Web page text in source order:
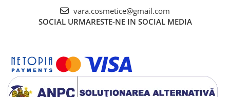
vara.cosmetice@gmail.com
SOCIAL URMARESTE-NE IN SOCIAL MEDIA